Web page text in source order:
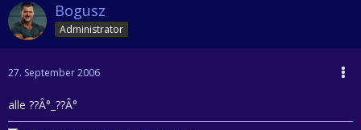
Bogusz
Administrator
27. September 2006
alle ??Â°_??Â°